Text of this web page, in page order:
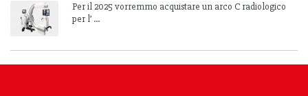
Per il 2025 vorremmo acquistare un arco C radiologico
per l’ ...